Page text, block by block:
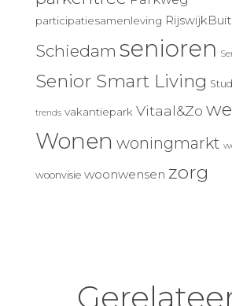
participatiesamenleving
Schiedam senioren
Senior Smart Living
trends vakantiepark Vitaal&Zo
Wonen woningmarkt
woonvisie woonwensen zorg